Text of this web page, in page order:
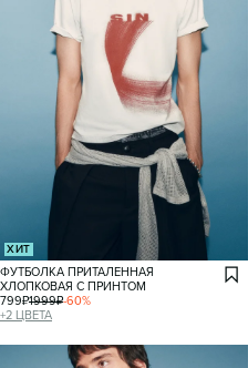
ХИТ
ФУТБОЛКА ПРИТАЛЕННАЯ
ХЛОПКОВАЯ С ПРИНТОМ
799₽1999₽-60%
+2 ЦВЕТА